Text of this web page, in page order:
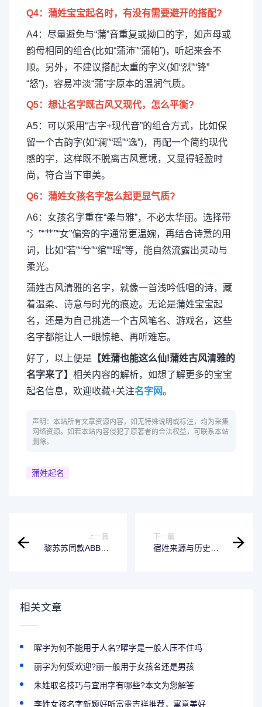
Q4：蒲姓宝宝起名时，有没有需要避开的搭配?
A4：尽量避免与“蒲”音重复或拗口的字，如声母或
韵母相同的组合(比如“蒲沛”“蒲帕”)，听起来会不
顺。另外，不建议搭配太重的字义(如“烈”“锋”
“怒”)，容易冲淡“蒲”字原本的温润气质。
Q5：想让名字既古风又现代，怎么平衡?
A5：可以采用“古字+现代音”的组合方式，比如保
留一个古韵字(如“澜”“瑶”“逸”)，再配一个简约现代
感的字，这样既不脱离古风意境，又显得轻盈时
尚，符合当下审美。
Q6：蒲姓女孩名字怎么起更显气质?
A6：女孩名字重在“柔与雅”，不必太华丽。选择带
“氵”“艹”“女”偏旁的字通常更温婉，再结合诗意的用
词，比如“若”“兮”“绾”“瑶”等，能自然流露出灵动与
柔光。
蒲姓古风清雅的名字，就像一首浅吟低唱的诗，藏
着温柔、诗意与时光的痕迹。无论是蒲姓宝宝起
名，还是为自己挑选一个古风笔名、游戏名，这些
名字都能让人一眼惊艳、再听难忘。
好了，以上便是 【姓蒲也能这么仙!蒲姓古风清雅的
名字来了】 相关内容的解析，如想了解更多的宝宝
起名信息，欢迎收藏+关注名字网。
声明：本站所有文章资源内容，如无特殊说明或标注，均为采集
网络资源。如若本站内容侵犯了原著者的合法权益，可联系本站
删除。
蒲姓起名
上一篇
黎苏苏同款ABB式
下一篇
宿姓来源与历史名
相关文章
曜字为何不能用于人名?曜字是一般人压不住吗
丽字为何受欢迎?丽一般用于女孩名还是男孩
朱姓取名技巧与宜用字有哪些?本文为您解答
李姓女孩名字新颖好听富贵吉祥推荐，寓意美好